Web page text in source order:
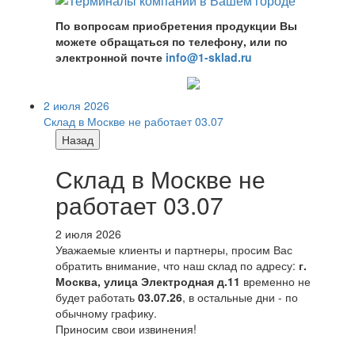
По вопросам приобретения продукции Вы
можете обращаться по телефону, или по
электронной почте info@1-sklad.ru
2 июля 2026
Склад в Москве не работает 03.07
Назад
Склад в Москве не
работает 03.07
2 июля 2026
Уважаемые клиенты и партнеры, просим Вас
обратить внимание, что наш склад по адресу: г.
Москва, улица Электродная д.11 временно не
будет работать 03.07.26, в остальные дни - по
обычному графику.
Приносим свои извинения!